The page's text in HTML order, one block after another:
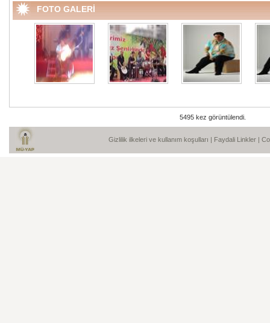
FOTO GALERİ
5495 kez görüntülendi.
Gizlilik ilkeleri ve kullanım koşulları | Faydali Linkler |